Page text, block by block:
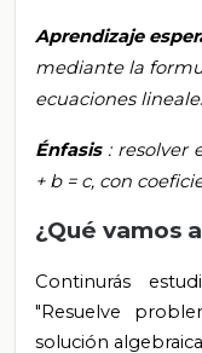
Aprendizaje
mediante la
ecuaciones
Énfasis : resolver
+ b = c, con
¿Qué vamos
Continurás
"Resuelve
solución